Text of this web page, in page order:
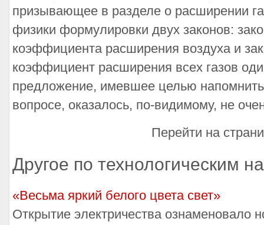
призывающее в разделе о расширении
физики формулировки двух законов:
коэффициента расширения воздуха и
коэффициент расширения всех газов
предложение, имевшее целью
вопросе, оказалось, по-видимому, не
Перейти на
Другое по технологическим
«Весьма яркий белого цвета свет»
Открытие электричества ознаменовало